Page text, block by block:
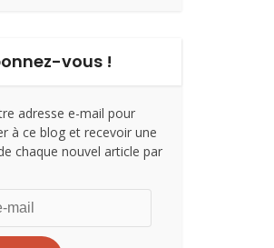
vous !
adresse e-mail pour
à ce blog et recevoir une
chaque nouvel article par